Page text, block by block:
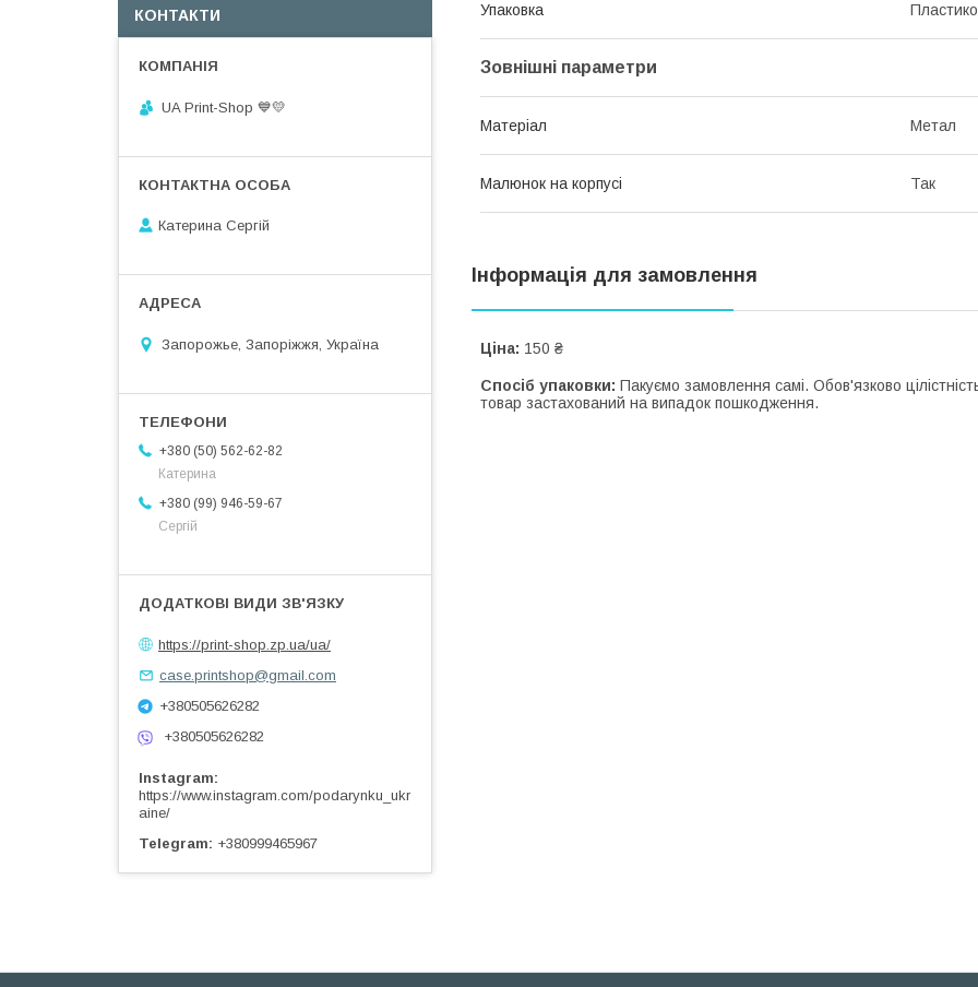
Упаковка
Зовнішні параметри
Матеріал Метал
Малюнок на корпусі Так
Інформація для замовлення
Ціна: 150 ₴
Спосіб упаковки: Пакуємо замовлення самі. Обов'язково
товар застахований на випадок пошкодження.
КОНТАКТИ
UA Print-Shop ​💙💛
Катерина Сергій
Запорожье, Запоріжжя, Україна
+380 (50) 562-62-82
Катерина
+380 (99) 946-59-67
Сергій
https://print-shop.zp.ua/ua/
case.printshop@gmail.com
+380505626282
+380505626282
Instagram
https://www.instagram.com/podarynku_ukr
aine/
Telegram
+380999465967